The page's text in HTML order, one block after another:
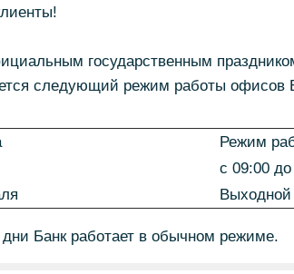
государственным
следующий режим работы офисов
Режим
с 09:00
Выходной
Банк работает в обычном режиме.